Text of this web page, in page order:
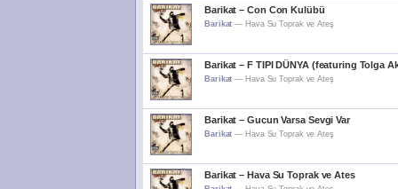
Barikat – Con Con Kulübü
Barikat — Hava Su Toprak ve Ateş
Barikat – F TIPI DÜNYA (featuring Tolga
Barikat — Hava Su Toprak ve Ateş
Barikat – Gucun Varsa Sevgi Var
Barikat — Hava Su Toprak ve Ateş
Barikat – Hava Su Toprak ve Ates